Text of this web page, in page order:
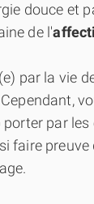
douce et
de l'
par la vie
par les
faire preuve